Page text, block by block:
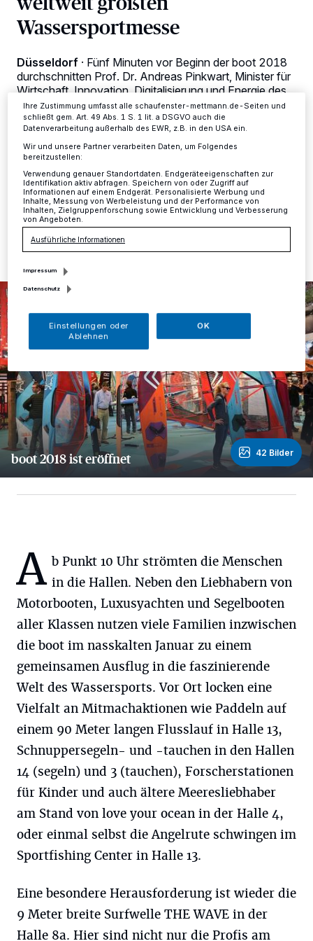
Wassersportmesse
Düsseldorf · Fünf Minuten vor Beginn der boot 2018
durchschnitten Prof. Dr. Andreas Pinkwart, Minister für
Wirtschaft, Innovation, Digitalisierung und Energie des
Landes Nordrhein-Westfalen, Düsseldorfs
Oberbürgermeister Thomas Geisel, boot
Messepräsident Robert E. Marx und Messechef Werner
Matthias Dornscheidt das Band und gaben damit um
9:55 Uhr den Startschuss für die 49. boot.
22.01.2018 , 10:03 Uhr
boot 2018 ist eröffnet 42 Bilder
A b Punkt 10 Uhr strömten die Menschen
in die Hallen. Neben den Liebhabern von
Motorbooten, Luxusyachten und Segelbooten
aller Klassen nutzen viele Familien inzwischen
die boot im nasskalten Januar zu einem
gemeinsamen Ausflug in die faszinierende
Welt des Wassersports. Vor Ort locken eine
Vielfalt an Mitmachaktionen wie Paddeln auf
einem 90 Meter langen Flusslauf in Halle 13,
Schnuppersegeln- und -tauchen in den Hallen
14 (segeln) und 3 (tauchen), Forscherstationen
für Kinder und auch ältere Meeresliebhaber
am Stand von love your ocean in der Halle 4,
oder einmal selbst die Angelrute schwingen im
Sportfishing Center in Halle 13.
Eine besondere Herausforderung ist wieder die
9 Meter breite Surfwelle THE WAVE in der
Halle 8a. Hier sind nicht nur die Profis am
verarbeiten Daten, um Ihnen Dienste bereitzustellen“ aufgeführten
Zwecke. Wenn Tracker deaktiviert sind, sind manche Inhalte und
Anzeigen möglicherweise nicht mehr so relevant für Sie. Sie können
Einstellungen oder Ablehnen am unteren Rand der Webseite klicken.
Ihre Einstellungen gelten innerhalb unseres Website. Weitere
Informationen finden Sie in unserer Datenschutzerklärung.
Ihre Zustimmung umfasst alle schaufenster-mettmann.de-Seiten und
schließt gem. Art. 49 Abs. 1 S. 1 lit. a DSGVO auch die
Datenverarbeitung außerhalb des EWR, z.B. in den USA ein.
Wir und unsere Partner verarbeiten Daten, um Folgendes
bereitzustellen:
Verwendung genauer Standortdaten. Endgeräteeigenschaften zur
Identifikation aktiv abfragen. Speichern von oder Zugriff auf
Informationen auf einem Endgerät. Personalisierte Werbung und
Inhalte, Messung von Werbeleistung und der Performance von
Inhalten, Zielgruppenforschung sowie Entwicklung und Verbesserung
von Angeboten.
Ausführliche Informationen
Impressum
Datenschutz
Einstellungen oder
Ablehnen
OK